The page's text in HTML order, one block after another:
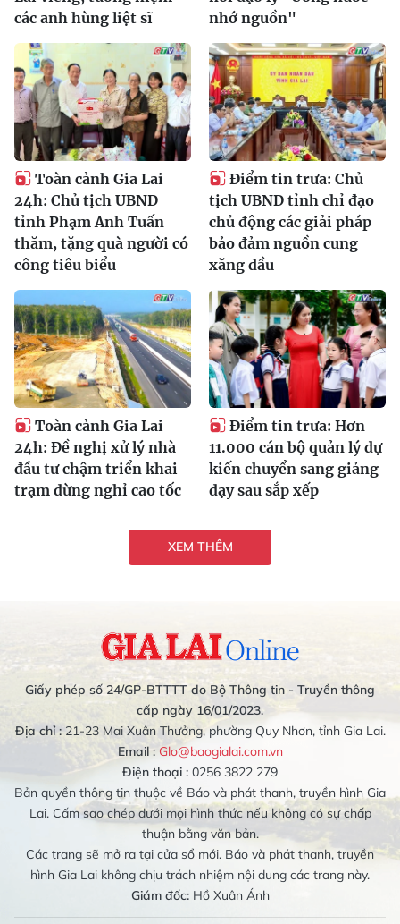
các anh hùng liệt sĩ
nhớ nguồn"
Toàn cảnh Gia Lai
24h: Chủ tịch UBND
tỉnh Phạm Anh Tuấn
thăm, tặng quà người có
công tiêu biểu
Điểm tin trưa: Chủ
tịch UBND tỉnh chỉ đạo
chủ động các giải pháp
bảo đảm nguồn cung
xăng dầu
Toàn cảnh Gia Lai
24h: Đề nghị xử lý nhà
đầu tư chậm triển khai
trạm dừng nghỉ cao tốc
Điểm tin trưa: Hơn
11.000 cán bộ quản lý dự
kiến chuyển sang giảng
dạy sau sắp xếp
XEM THÊM
Giấy phép số 24/GP-BTTTT do Bộ Thông tin - Truyền thông
cấp ngày 16/01/2023.
Địa chỉ :21-23 Mai Xuân Thưởng, phường Quy Nhơn, tỉnh Gia Lai.
Email : Glo@baogialai.com.vn
Điện thoại : 0256 3822 279
Bản quyền thông tin thuộc về Báo và phát thanh, truyền hình Gia
Lai. Cấm sao chép dưới mọi hình thức nếu không có sự chấp
thuận bằng văn bản.
Các trang sẽ mở ra tại cửa sổ mới. Báo và phát thanh, truyền
hình Gia Lai không chịu trách nhiệm nội dung các trang này.
Giám đốc:Hồ Xuân Ánh